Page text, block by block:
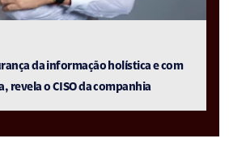
da informação holística e com
revela o CISO da companhia